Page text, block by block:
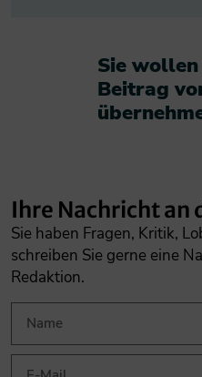
Sie wollen
Beitrag
Ihre Nachricht an
Sie haben Fragen, Kritik,
schreiben Sie gerne eine
Redaktion.